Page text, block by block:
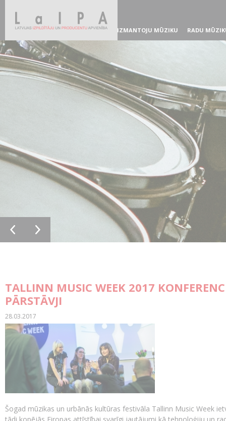
IZMANTOJU MŪZIKU RADU
TALLINN MUSIC WEEK 2017
PĀRSTĀVJI
28.03.2017
Šogad mūzikas un urbānās kultūras festivāla Tallinn Music Week